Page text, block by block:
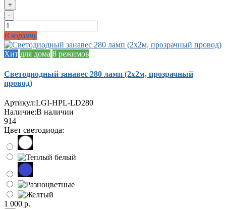
+
-
В корзину
Хит для дома 8 режимов
Светодиодный занавес 280 ламп (2х2м, прозрачный
провод)
Артикул:LGI-HPL-LD280
Наличие:В наличии
914
Цвет светодиода:
1 000 р.